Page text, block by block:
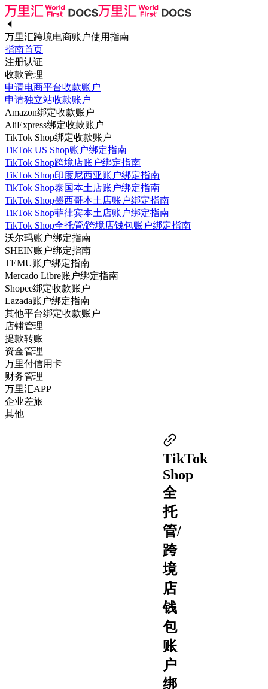
万里汇跨境电商账户使用指南
指南首页
注册认证
收款管理
申请电商平台收款账户
申请独立站收款账户
Amazon绑定收款账户
AliExpress绑定收款账户
TikTok Shop绑定收款账户
TikTok US Shop账户绑定指南
TikTok Shop跨境店账户绑定指南
TikTok Shop印度尼西亚账户绑定指南
TikTok Shop泰国本土店账户绑定指南
TikTok Shop墨西哥本土店账户绑定指南
TikTok Shop菲律宾本土店账户绑定指南
TikTok Shop全托管/跨境店钱包账户绑定指南
沃尔玛账户绑定指南
SHEIN账户绑定指南
TEMU账户绑定指南
Mercado Libre账户绑定指南
Shopee绑定收款账户
Lazada账户绑定指南
其他平台绑定收款账户
店铺管理
提款转账
资金管理
万里付信用卡
财务管理
万里汇APP
企业差旅
其他
TikTok
Shop
全
托
管/
跨
境
店
钱
包
账
户
绑